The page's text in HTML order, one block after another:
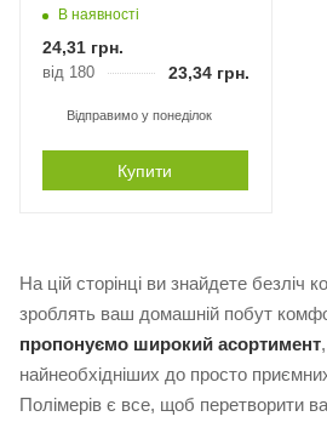
В наявності
24,31 грн.
від 180 23,34 грн.
Відправимо у понеділок
Купити
На цій сторінці ви знайдете безліч
зроблять ваш домашній побут
пропонуємо широкий асортимент
найнеобхідніших до просто
Полімерів є все, щоб перетворити